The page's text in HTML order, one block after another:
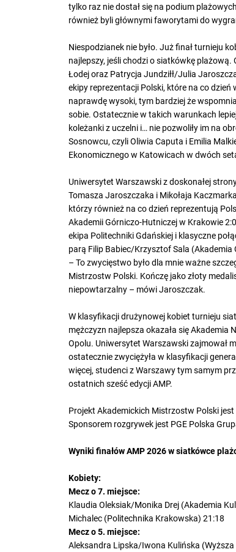
tylko raz nie dostał się na podium
również byli głównymi faworytami do
Niespodzianek nie było. Już finał turnieju
najlepszy, jeśli chodzi o siatkówkę
Łodej oraz Patrycja Jundziłł/Julia
ekipy reprezentacji Polski, które na co dzień
naprawdę wysoki, tym bardziej że
sobie. Ostatecznie w takich warunkach
koleżanki z uczelni i… nie pozwoliły im na
Sosnowcu, czyli Oliwia Caputa i Emilia
Ekonomicznego w Katowicach w dwóch
Uniwersytet Warszawski z doskonałej
Tomasza Jaroszczaka i Mikołaja
którzy również na co dzień reprezentują
Akademii Górniczo-Hutniczej w Krakowie
ekipa Politechniki Gdańskiej i klasyczne
parą Filip Babiec/Krzysztof Sala
– To zwycięstwo było dla mnie ważne
Mistrzostw Polski. Kończę jako złoty
niepowtarzalny – mówi Jaroszczak.
W klasyfikacji drużynowej kobiet turnieju
mężczyzn najlepsza okazała się Akademia
Opolu. Uniwersytet Warszawski zajmował
ostatecznie zwyciężyła w klasyfikacji
więcej, studenci z Warszawy tym samym
ostatnich sześć edycji AMP.
Projekt Akademickich Mistrzostw Polski
Sponsorem rozgrywek jest PGE Polska
Wyniki finałów AMP 2026 w siatkówce
Kobiety:
Mecz o 7. miejsce:
Klaudia Oleksiak/Monika Drej (Akademia
Michalec (Politechnika Krakowska) 21:18
Mecz o 5. miejsce:
Aleksandra Lipska/Iwona Kulińska